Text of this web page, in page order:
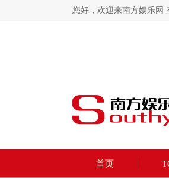
您好，欢迎来南方娱乐网-
首页